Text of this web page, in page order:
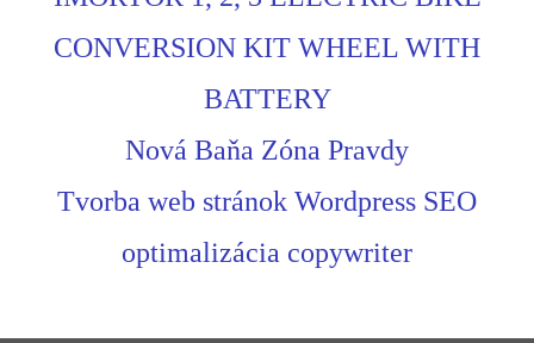
CONVERSION KIT WHEEL WITH
BATTERY
Nová Baňa Zóna Pravdy
Tvorba web stránok Wordpress SEO
optimalizácia copywriter